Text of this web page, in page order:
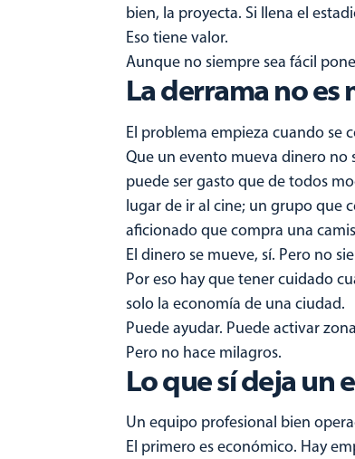
bien, la proyecta. Si llena el
Eso tiene valor.
Aunque no siempre sea fácil
La derrama no es
El problema empieza cuando se
Que un evento mueva dinero no
puede ser gasto que de todos
lugar de ir al cine; un grupo que
aficionado que compra una
El dinero se mueve, sí. Pero no
Por eso hay que tener cuidado
solo la economía de una ciudad.
Puede ayudar. Puede activar
Pero no hace milagros.
Lo que sí deja un
Un equipo profesional bien
El primero es económico. Hay